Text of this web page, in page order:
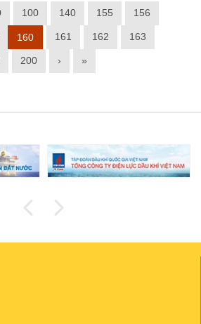
100 140 155 156
160 161 162 163
200 › »